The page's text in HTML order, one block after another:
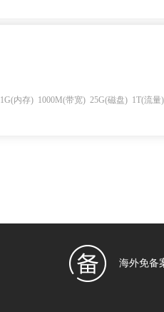
1G(内存) 1000M(带宽) 25G(磁盘) 1T(流
海外免备